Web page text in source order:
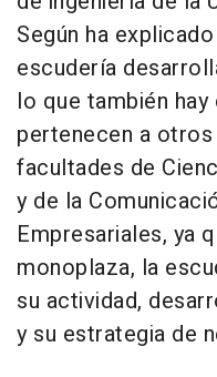
Según ha
escudería
lo que también
pertenecen a
facultades de
y de la
Empresariales, ya
monoplaza, la
su actividad,
y su estrategia de